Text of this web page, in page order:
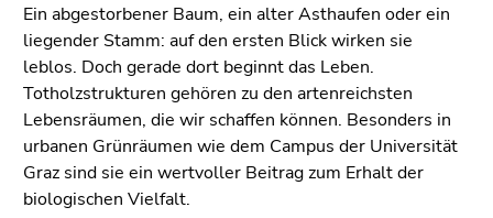
den
Seiteneinstellungen
(Benutzer/Sprache)
(Zugriffstaste
8)
Zur
Suche
(Zugriffstaste
Ein abgestorbener Baum, ein alter Asthaufen oder ein
liegender Stamm: auf den ersten Blick wirken sie
leblos. Doch gerade dort beginnt das Leben.
Totholzstrukturen gehören zu den artenreichsten
Lebensräumen, die wir schaffen können. Besonders in
urbanen Grünräumen wie dem Campus der Universität
Graz sind sie ein wertvoller Beitrag zum Erhalt der
biologischen Vielfalt.